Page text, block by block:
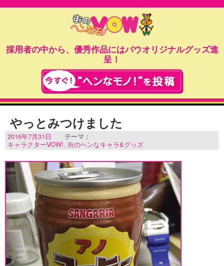
採用者の中から、優秀作品にはバウオリジナルグッズ進
呈！
やっとみつけました
2016年7月31日
テーマ：
キャラクターVOW!, 街のヘンなキャラ&グッズ